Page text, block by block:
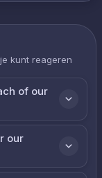
kunt reageren
of our
our